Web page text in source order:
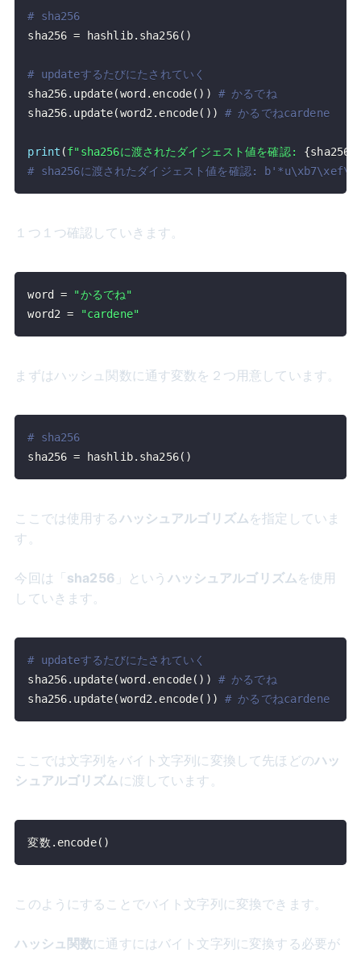
# sha256
sha256 = hashlib. sha256( )
# updateするたびにたされていく
sha256. update(word . encode( ) )
# かるでね
sha256. update(word2 . encode( ) ) # かるでねcardene
print (f"sha256に渡されたダイジェスト値を確認: {sha256
# sha256に渡されたダイジェスト値を確認:
１つ１つ確認していきます。
word =
"かるでね"
word2 = "cardene"
まずはハッシュ関数に通す変数を２つ用意しています。
# sha256
sha256 = hashlib. sha256( )
ここでは使用するハッシュアルゴリズムを指定していま
す。
今回は「 sha256 」という ハッシュアルゴリズムを使用
していきます。
# updateするたびにたされていく
sha256. update(word . encode( ) )
# かるでね
sha256. update(word2 . encode( ) ) # かるでねcardene
ここでは文字列をバイト文字列に変換して先ほどのハッ
シュアルゴリズム に渡しています。
変数 . encode( )
このようにすることでバイト文字列に変換できます。
ハッシュ関数に通すにはバイト文字列に変換する必要が